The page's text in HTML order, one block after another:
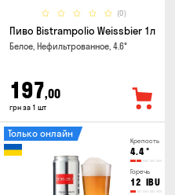
(0)
Пиво Bistrampolio Weissbier 1л
Белое, Нефильтрованное, 4.6°
197,00
грн за 1 шт
Крепость
4.4°
Горечь
12 IBU
Только онлайн